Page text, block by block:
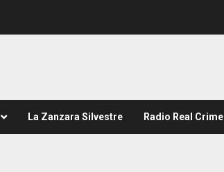
La Zanzara Silvestre Radio Real Crime